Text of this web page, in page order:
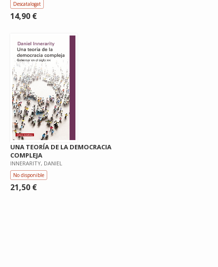
Descatalogat
14,90 €
UNA TEORÍA DE LA DEMOCRACIA
COMPLEJA
INNERARITY, DANIEL
No disponible
21,50 €